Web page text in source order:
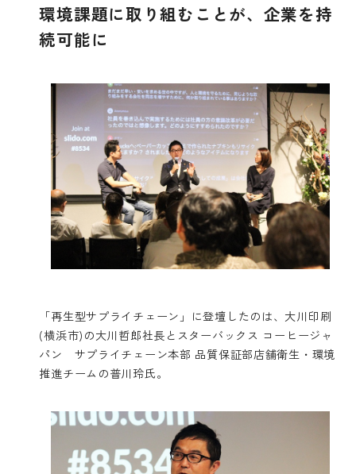
環境課題に取り組むことが、企業を持
続可能に
「再生型サプライチェーン」に登壇したのは、大川印刷
(横浜市)の大川哲郎社長とスターバックス コーヒージャ
パン サプライチェーン本部 品質保証部店舗衛生・環境
推進チームの普川玲氏。